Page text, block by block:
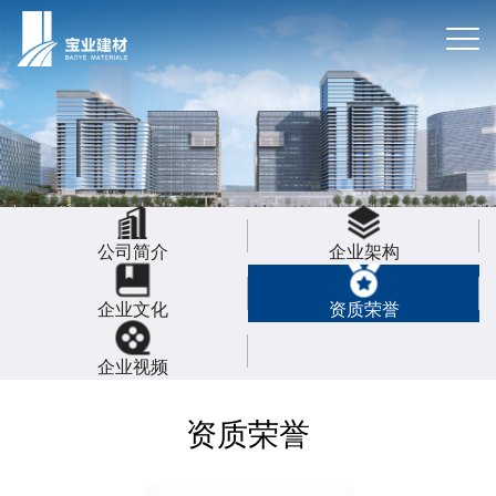
公司简介 企业架构
企业文化 资质荣誉
企业视频
资质荣誉